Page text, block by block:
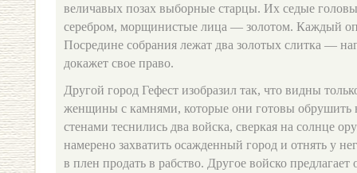
величавых позах выборные старцы. Их седые
серебром, морщинистые лица — золотом. Каждый
Посредине собрания лежат два золотых слитка —
докажет свое право.
Другой город Гефест изобразил так, что видны
женщины с камнями, которые они готовы обрушить
стенами теснились два войска, сверкая на солнце
намерено захватить осажденный город и отнять у
в плен продать в рабство. Другое войско